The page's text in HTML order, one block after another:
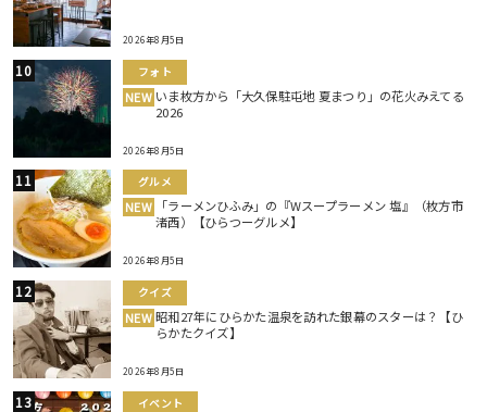
2026年8月5日
フォト
NEW いま枚方から「大久保駐屯地 夏まつり」の花火みえてる
2026
2026年8月5日
グルメ
NEW
「ラーメンひふみ」の『Wスープラーメン 塩』（枚方市
渚西）【ひらつーグルメ】
2026年8月5日
クイズ
NEW 昭和27年にひらかた温泉を訪れた銀幕のスターは？【ひ
らかたクイズ】
2026年8月5日
イベント